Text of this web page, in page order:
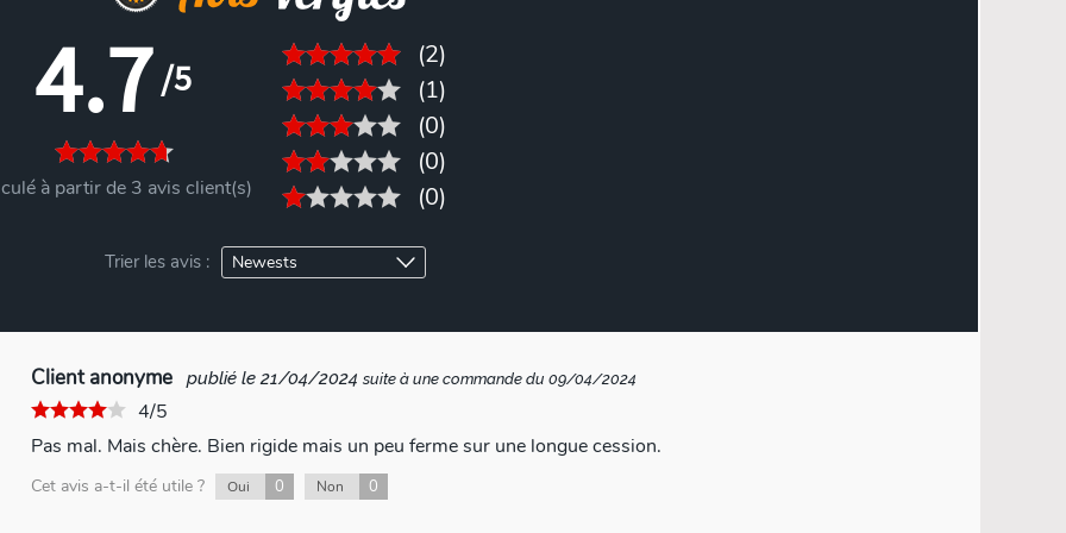
4.7/5
à partir de 3 avis client(s)
(2)
(1)
(0)
(0)
(0)
Trier les avis :
Client anonyme publié le 21/04/2024 suite à une commande du 09/04/2024
4/5
Pas mal. Mais chère. Bien rigide mais un peu ferme sur une longue cession.
Cet avis a-t-il été utile ? Oui 0 Non 0